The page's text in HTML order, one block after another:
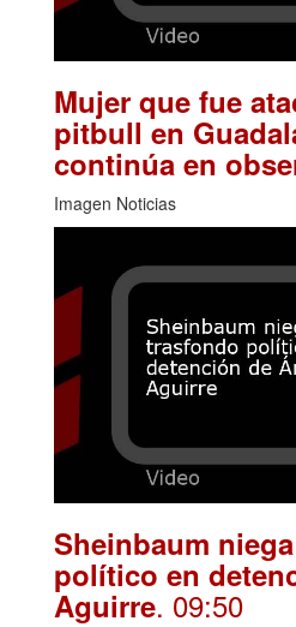
Mujer que fue
pitbull en
continúa en
Imagen Noticias
Sheinbaum
político en
Aguirre. 09:50